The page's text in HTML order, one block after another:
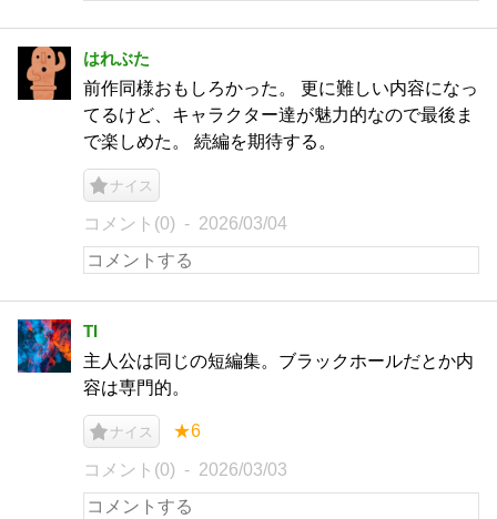
はれぶた
前作同様おもしろかった。 更に難しい内容になっ
てるけど、キャラクター達が魅力的なので最後ま
で楽しめた。 続編を期待する。
ナイス
コメント(0) 2026/03/04
TI
主人公は同じの短編集。ブラックホールだとか内
容は専門的。
ナイス ★6
コメント(0) 2026/03/03